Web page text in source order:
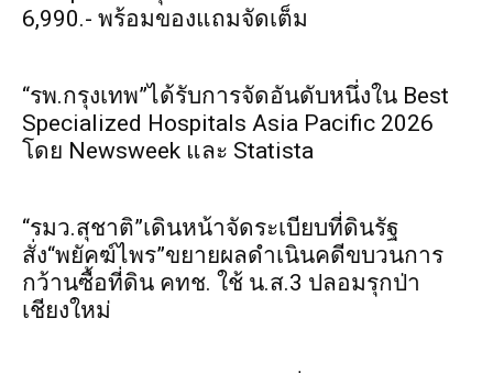
6,990.- พร้อมของแถมจัดเต็ม
“รพ.กรุงเทพ”ได้รับการจัดอันดับหนึ่งใน Best
Specialized Hospitals Asia Pacific 2026
โดย Newsweek และ Statista
“รมว.สุชาติ”เดินหน้าจัดระเบียบที่ดินรัฐ
สั่ง“พยัคฆ์ไพร”ขยายผลดำเนินคดีขบวนการ
กว้านซื้อที่ดิน คทช. ใช้ น.ส.3 ปลอมรุกป่า
เชียงใหม่